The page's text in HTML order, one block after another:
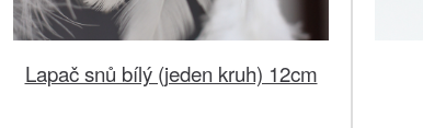
Lapač snů bílý (jeden kruh) 12cm